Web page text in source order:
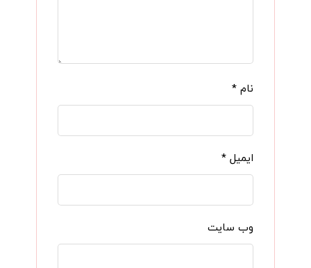
نام*
ایمیل*
وب‌ سایت